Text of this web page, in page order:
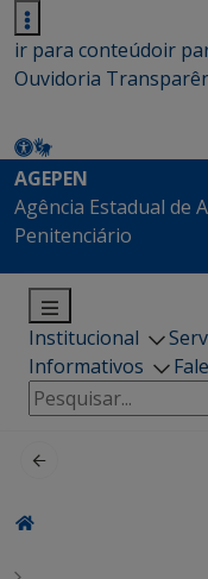
ir para conteúdoir
Ouvidoria
AGEPEN
Agência Estadual de
Penitenciário
Institucional
Informativos
Pesquisar
por: